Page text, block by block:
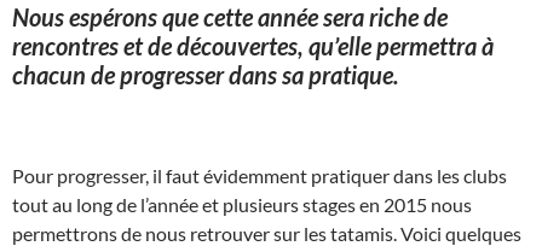
Nous espérons que cette année sera riche de
rencontres et de découvertes, qu’elle permettra à
chacun de progresser dans sa pratique.
Pour progresser, il faut évidemment pratiquer dans les clubs
tout au long de l’année et plusieurs stages en 2015 nous
permettrons de nous retrouver sur les tatamis. Voici quelques